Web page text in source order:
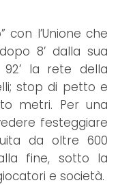
con l’Unione che
8’ dalla sua
la rete della
stop di petto e
metri. Per una
festeggiare
da oltre 600
fine, sotto la
e società.